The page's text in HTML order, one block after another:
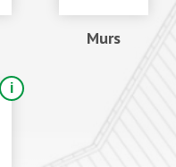
Murs